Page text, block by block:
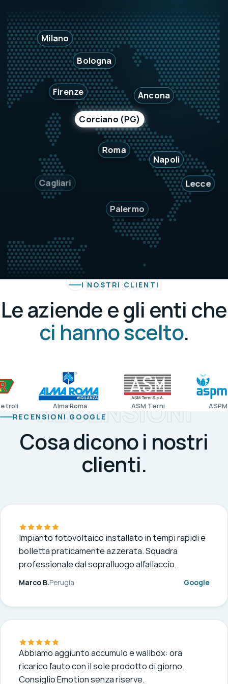
Corciano (PG)
Milano
Bologna
Firenze Ancona
Roma
Napoli
Lecce
Palermo
Cagliari
CLIENTI
I NOSTRI CLIENTI
Le aziende e gli enti che
ci hanno scelto.
Alma Roma ASM Terni ASPM Energia
RECENSIONI
RECENSIONI GOOGLE
Cosa dicono i nostri
clienti.
Impianto fotovoltaico installato in tempi rapidi e
bolletta praticamente azzerata. Squadra
professionale dal sopralluogo all’allaccio.
Marco B.Perugia Google
Abbiamo aggiunto accumulo e wallbox: ora
ricarico l’auto con il sole prodotto di giorno.
Consiglio Emotion senza riserve.